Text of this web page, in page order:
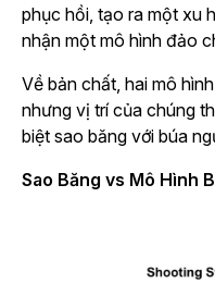
phục hồi, tạo ra một xu
nhận một mô hình đảo
Về bản chất, hai mô
nhưng vị trí của chúng
biệt sao băng với búa
Sao Băng vs Mô Hình